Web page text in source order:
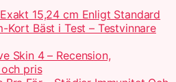
15,24 cm Enligt Standard
Kort Bäst i Test – Testvinnare
Skin 4 – Recension,
pris